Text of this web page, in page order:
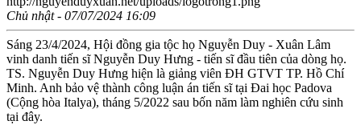
Chủ nhật - 07/07/2024 16:09
Sáng 23/4/2024, Hội đồng gia tộc họ Nguyễn Duy - Xuân Lâm
vinh danh tiến sĩ Nguyễn Duy Hưng - tiến sĩ đầu tiên của dòng họ.
TS. Nguyễn Duy Hưng hiện là giảng viên ĐH GTVT TP. Hồ Chí
Minh. Anh bảo vệ thành công luận án tiến sĩ tại Đai học Padova
(Cộng hòa Italya), tháng 5/2022 sau bốn năm làm nghiên cứu sinh
tại đây.